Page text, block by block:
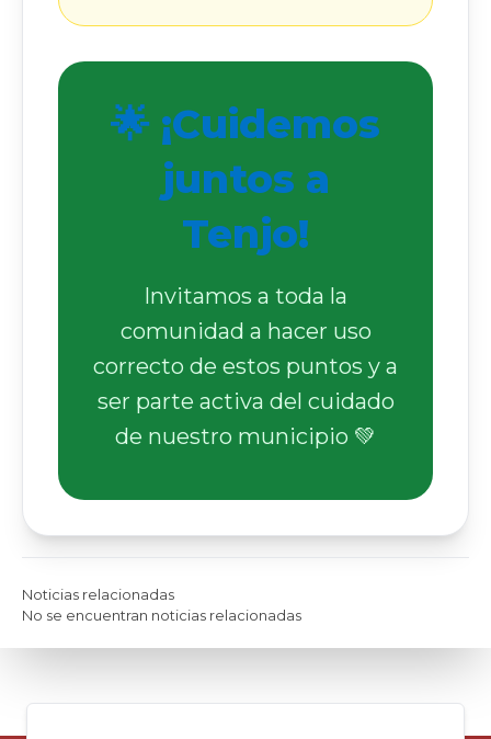
🌟 ¡Cuidemos
juntos a
Tenjo!
Invitamos a toda la
comunidad a hacer uso
correcto de estos puntos y a
ser parte activa del cuidado
de nuestro municipio 💚
Noticias relacionadas
No se encuentran noticias relacionadas